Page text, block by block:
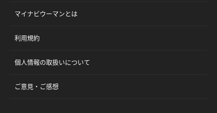
マイナビウーマンとは
利用規約
個人情報の取扱いについて
ご意見・ご感想